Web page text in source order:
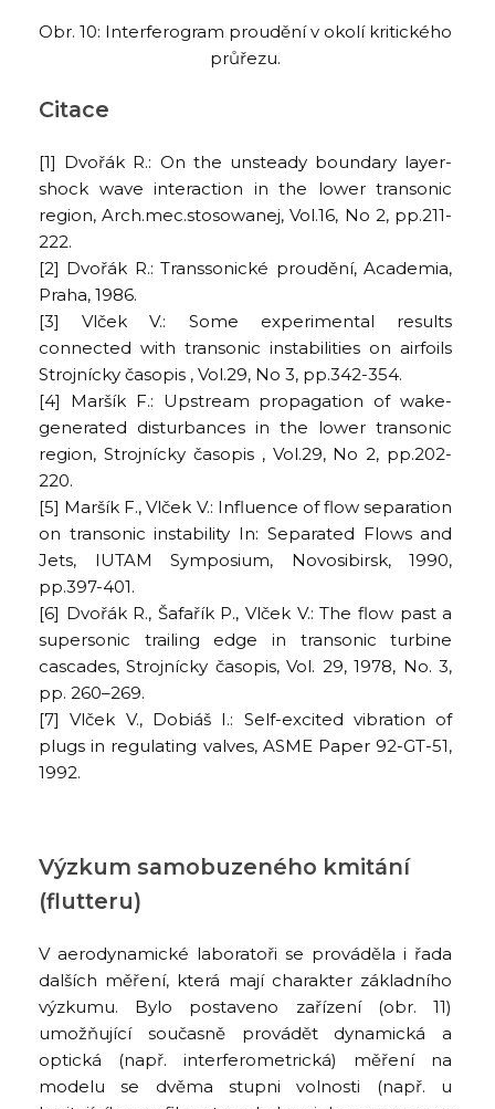
Obr. 10: Interferogram proudění v okolí kritického
průřezu.
Citace
[1] Dvořák R.: On the unsteady boundary layer-
shock wave interaction in the lower transonic
region, Arch.mec.stosowanej, Vol.16, No 2, pp.211-
222.
[2] Dvořák R.: Transsonické proudění, Academia,
Praha, 1986.
[3] Vlček V.: Some experimental results
connected with transonic instabilities on airfoils
Strojnícky časopis , Vol.29, No 3, pp.342-354.
[4] Maršík F.: Upstream propagation of wake-
generated disturbances in the lower transonic
region, Strojnícky časopis , Vol.29, No 2, pp.202-
220.
[5] Maršík F., Vlček V.: Influence of flow separation
on transonic instability In: Separated Flows and
Jets, IUTAM Symposium, Novosibirsk, 1990,
pp.397-401.
[6] Dvořák R., Šafařík P., Vlček V.: The flow past a
supersonic trailing edge in transonic turbine
cascades, Strojnícky časopis, Vol. 29, 1978, No. 3,
pp. 260–269.
[7] Vlček V., Dobiáš I.: Self-excited vibration of
plugs in regulating valves, ASME Paper 92-GT-51,
1992.
Výzkum samobuzeného kmitání
(flutteru)
V aerodynamické laboratoři se prováděla i řada
dalších měření, která mají charakter základního
výzkumu. Bylo postaveno zařízení (obr. 11)
umožňující současně provádět dynamická a
optická (např. interferometrická) měření na
modelu se dvěma stupni volnosti (např. u